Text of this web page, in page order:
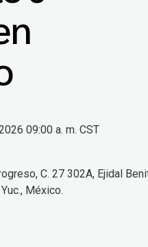
09:00 a. m. CST
C. 27 302A, Ejidal
México.